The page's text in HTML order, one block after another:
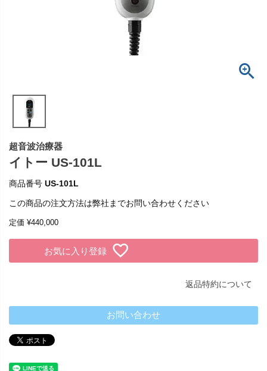
超音波治療器
イトー US-101L
商品番号 US-101L
この商品の注文方法は弊社までお問い合わせください
定価 ¥440,000
お気に入り登録
返品特約について
お問い合わせ